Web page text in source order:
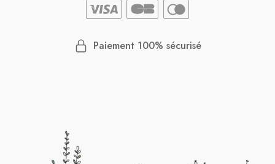
Paiement 100% sécurisé